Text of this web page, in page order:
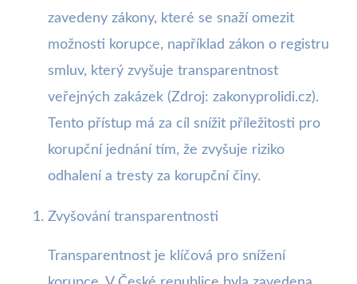
zavedeny zákony, které se snaží omezit
možnosti korupce, například zákon o registru
smluv, který zvyšuje transparentnost
veřejných zakázek (Zdroj: zakonyprolidi.cz).
Tento přístup má za cíl snížit příležitosti pro
korupční jednání tím, že zvyšuje riziko
odhalení a tresty za korupční činy.
Zvyšování transparentnosti
Transparentnost je klíčová pro snížení